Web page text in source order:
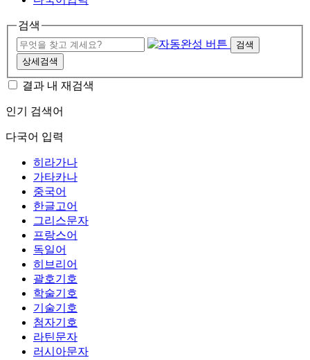
검색
검색
상세검색
결과 내 재검색
인기 검색어
다국어 입력
히라가나
가타카나
중국어
한글고어
그리스문자
프랑스어
독일어
히브리어
괄호기호
학술기호
기술기호
첨자기호
라틴문자
러시아문자